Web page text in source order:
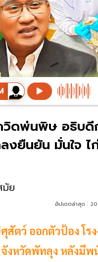
วิดพ่นพิษ อธิบดี
ยืนยัน มั่นใจ ไ
มัย
อัปเดตล่าสุด : 20
สัตว์ ออกตัวป้อง โร
งหวัดพัทลุง หลังมีพ